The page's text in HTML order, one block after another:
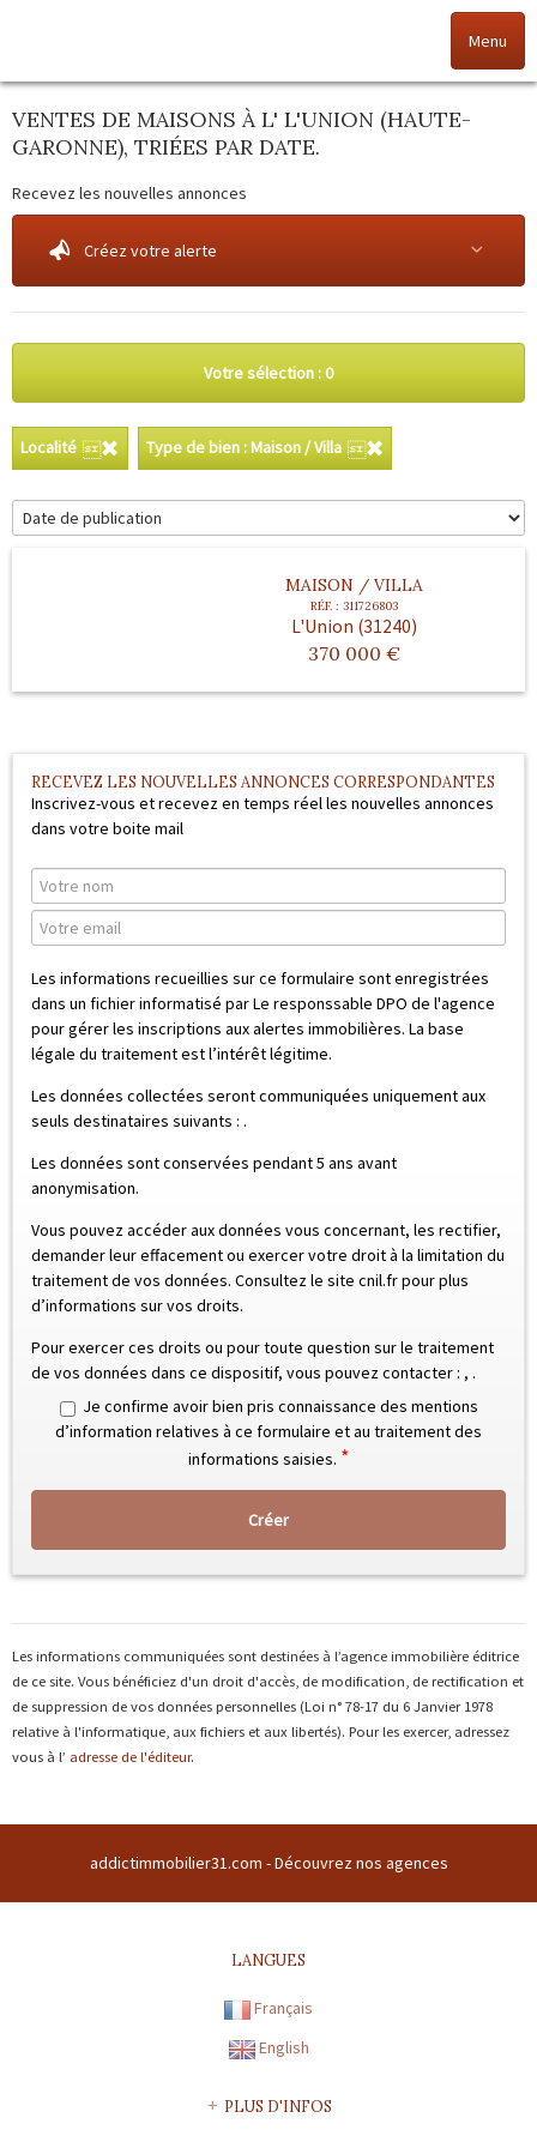
Menu
Accueil
Nos offres
Nos agences
Vendez votre bien
Alerte immo
Outils
VENTES DE MAISONS À L' L'UNION (HAUTE-
GARONNE), TRIÉES PAR DATE.
Recevez les nouvelles annonces
Créez votre alerte
Votre sélection :0
Localité Type de bien : Maison / Villa
MAISON / VILLA
RÉF. : 311726803
L'Union (31240)
370 000 €
RECEVEZ LES NOUVELLES ANNONCES CORRESPONDANTES
Inscrivez-vous et recevez en temps réel les nouvelles annonces
dans votre boite mail
Les informations recueillies sur ce formulaire sont enregistrées
dans un fichier informatisé par Le responssable DPO de l'agence
pour gérer les inscriptions aux alertes immobilières. La base
légale du traitement est l’intérêt légitime.
Les données collectées seront communiquées uniquement aux
seuls destinataires suivants : .
Les données sont conservées pendant 5 ans avant
anonymisation.
Vous pouvez accéder aux données vous concernant, les rectifier,
demander leur effacement ou exercer votre droit à la limitation du
traitement de vos données. Consultez le site cnil.fr pour plus
d’informations sur vos droits.
Pour exercer ces droits ou pour toute question sur le traitement
de vos données dans ce dispositif, vous pouvez contacter : , .
Je confirme avoir bien pris connaissance des mentions
d’information relatives à ce formulaire et au traitement des
informations saisies. *
Créer
Les informations communiquées sont destinées à l’agence immobilière éditrice
de ce site. Vous bénéficiez d'un droit d'accès, de modification, de rectification et
de suppression de vos données personnelles (Loi n° 78-17 du 6 Janvier 1978
relative à l'informatique, aux fichiers et aux libertés). Pour les exercer, adressez
vous à l’ adresse de l'éditeur.
addictimmobilier31.com -Découvrez nos agences
LANGUES
Français
English
PLUS D'INFOS